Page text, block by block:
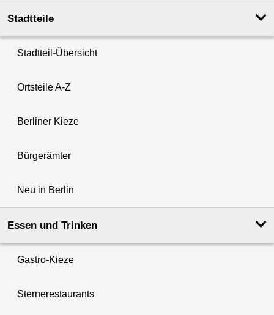
Stadtteile
Stadtteil-Übersicht
Ortsteile A-Z
Berliner Kieze
Bürgerämter
Neu in Berlin
Essen und Trinken
Gastro-Kieze
Sternerestaurants